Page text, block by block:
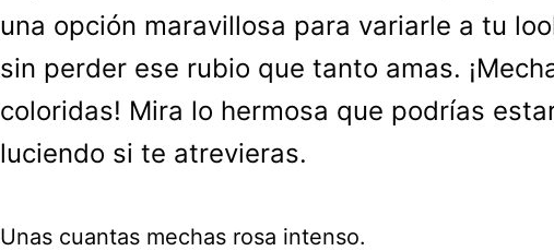
una opción maravillosa para variarle a tu
sin perder ese rubio que tanto amas.
coloridas! Mira lo hermosa que podrías
luciendo si te atrevieras.
Unas cuantas mechas rosa intenso.